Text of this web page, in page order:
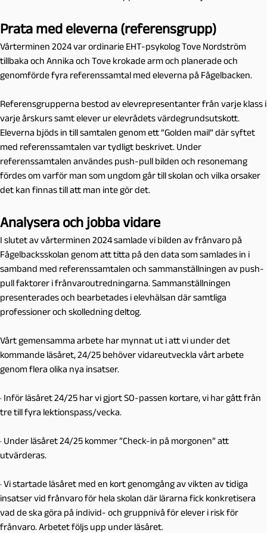
Prata med eleverna (referensgrupp)
Vårterminen 2024 var ordinarie EHT-psykolog Tove Nordström
tillbaka och Annika och Tove krokade arm och planerade och
genomförde fyra referenssamtal med eleverna på Fågelbacken.
Referensgrupperna bestod av elevrepresentanter från varje klass i
varje årskurs samt elever ur elevrådets värdegrundsutskott.
Eleverna bjöds in till samtalen genom ett ”Golden mail” där syftet
med referenssamtalen var tydligt beskrivet. Under
referenssamtalen användes push-pull bilden och resonemang
fördes om varför man som ungdom går till skolan och vilka orsaker
det kan finnas till att man inte gör det.
Analysera och jobba vidare
I slutet av vårterminen 2024 samlade vi bilden av frånvaro på
Fågelbacksskolan genom att titta på den data som samlades in i
samband med referenssamtalen och sammanställningen av push-
pull faktorer i frånvaroutredningarna. Sammanställningen
presenterades och bearbetades i elevhälsan där samtliga
professioner och skolledning deltog.
Vårt gemensamma arbete har mynnat ut i att vi under det
kommande läsåret, 24/25 behöver vidareutveckla vårt arbete
genom flera olika nya insatser.
· Inför läsåret 24/25 har vi gjort SO-passen kortare, vi har gått från
tre till fyra lektionspass/vecka.
· Under läsåret 24/25 kommer ”Check-in på morgonen” att
utvärderas.
· Vi startade läsåret med en kort genomgång av vikten av tidiga
insatser vid frånvaro för hela skolan där lärarna fick konkretisera
vad de ska göra på individ- och gruppnivå för elever i risk för
frånvaro. Arbetet följs upp under läsåret.